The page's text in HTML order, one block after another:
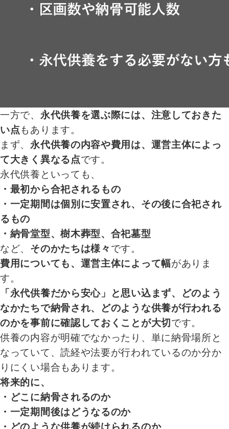
一方で、 永代供養を選ぶ際には、注意しておきた
い点もあります。
まず、 永代供養の内容や費用は、運営主体によっ
て大きく異なる点です。
永代供養といっても、
・最初から合祀されるもの
・一定期間は個別に安置され、その後に合祀され
るもの
・納骨堂型、樹木葬型、合祀墓型
など、 そのかたちは様々 です。
費用についても、運営主体によって幅がありま
す。
「永代供養だから安心」と思い込まず、どのよう
なかたちで納骨され、どのような供養が行われる
のかを事前に確認しておくことが大切です。
供養の内容が明確でなかったり、単に納骨場所と
なっていて、読経や法要が行われているのか分か
りにくい場合もあります。
将来的に、
・どこに納骨されるのか
・一定期間後はどうなるのか
・どのような供養が続けられるのか